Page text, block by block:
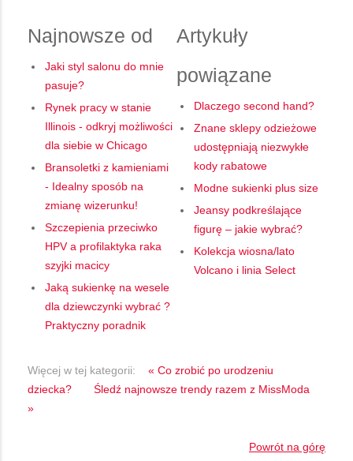
Najnowsze od
Jaki styl salonu do mnie
pasuje?
Rynek pracy w stanie
Illinois - odkryj możliwości
dla siebie w Chicago
Bransoletki z kamieniami
- Idealny sposób na
zmianę wizerunku!
Szczepienia przeciwko
HPV a profilaktyka raka
szyjki macicy
Jaką sukienkę na wesele
dla dziewczynki wybrać ?
Praktyczny poradnik
Artykuły
powiązane
Dlaczego second hand?
Znane sklepy odzieżowe
udostępniają niezwykłe
kody rabatowe
Modne sukienki plus size
Jeansy podkreślające
figurę – jakie wybrać?
Kolekcja wiosna/lato
Volcano i linia Select
Więcej w tej kategorii:
« Co zrobić po urodzeniu
dziecka?
Śledź najnowsze trendy razem z MissModa
»
Powrót na górę